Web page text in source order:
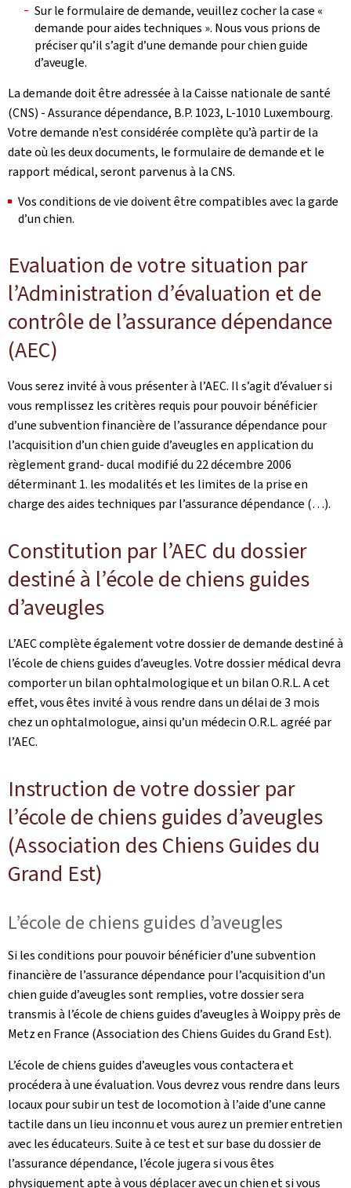
Sur le formulaire de demande, veuillez cocher la case «
demande pour aides techniques ». Nous vous prions de
préciser qu’il s’agit d’une demande pour chien guide
d’aveugle.
La demande doit être adressée à la Caisse nationale de santé
(CNS) - Assurance dépendance, B.P. 1023, L-1010 Luxembourg.
Votre demande n’est considérée complète qu’à partir de la
date où les deux documents, le formulaire de demande et le
rapport médical, seront parvenus à la CNS.
Vos conditions de vie doivent être compatibles avec la garde
d’un chien.
Evaluation de votre situation par
l’Administration d’évaluation et de
contrôle de l’assurance dépendance
(AEC)
Vous serez invité à vous présenter à l’AEC. Il s’agit d’évaluer si
vous remplissez les critères requis pour pouvoir bénéficier
d’une subvention financière de l’assurance dépendance pour
l’acquisition d’un chien guide d’aveugles en application du
règlement grand- ducal modifié du 22 décembre 2006
déterminant 1. les modalités et les limites de la prise en
charge des aides techniques par l’assurance dépendance (…).
Constitution par l’AEC du dossier
destiné à l’école de chiens guides
d’aveugles
L’AEC complète également votre dossier de demande destiné à
l’école de chiens guides d’aveugles. Votre dossier médical devra
comporter un bilan ophtalmologique et un bilan O.R.L. A cet
effet, vous êtes invité à vous rendre dans un délai de 3 mois
chez un ophtalmologue, ainsi qu’un médecin O.R.L. agréé par
l’AEC.
Instruction de votre dossier par
l’école de chiens guides d’aveugles
(Association des Chiens Guides du
Grand Est)
L’école de chiens guides d’aveugles
Si les conditions pour pouvoir bénéficier d’une subvention
financière de l’assurance dépendance pour l’acquisition d’un
chien guide d’aveugles sont remplies, votre dossier sera
transmis à l’école de chiens guides d’aveugles à Woippy près de
Metz en France (Association des Chiens Guides du Grand Est).
L’école de chiens guides d’aveugles vous contactera et
procédera à une évaluation. Vous devrez vous rendre dans leurs
locaux pour subir un test de locomotion à l’aide d’une canne
tactile dans un lieu inconnu et vous aurez un premier entretien
avec les éducateurs. Suite à ce test et sur base du dossier de
l’assurance dépendance, l’école jugera si vous êtes
physiquement apte à vous déplacer avec un chien et si vous